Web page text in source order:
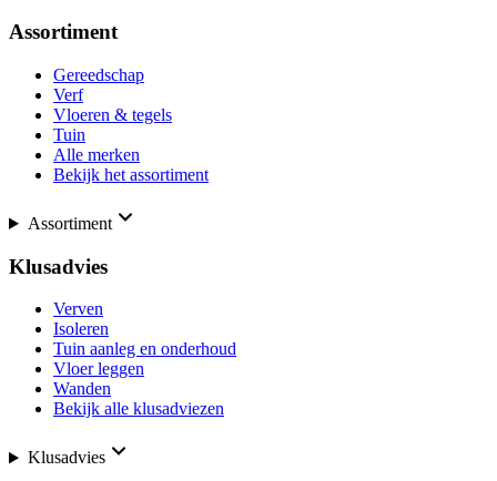
Assortiment
Gereedschap
Verf
Vloeren & tegels
Tuin
Alle merken
Bekijk het assortiment
Assortiment
Klusadvies
Verven
Isoleren
Tuin aanleg en onderhoud
Vloer leggen
Wanden
Bekijk alle klusadviezen
Klusadvies